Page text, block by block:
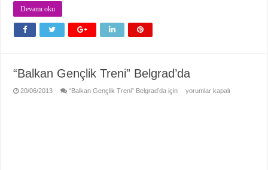
Devamı oku
“Balkan Gençlik Treni” Belgrad’da
20/06/2013 “Balkan Gençlik Treni” Belgrad’da için yorumlar kapalı